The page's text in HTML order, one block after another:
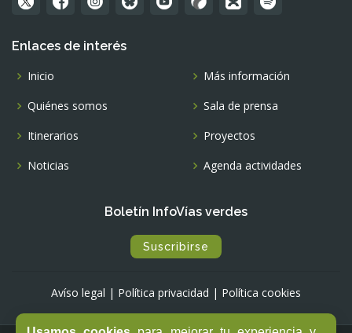
Enlaces de interés
Inicio
Quiénes somos
Itinerarios
Noticias
Más información
Sala de prensa
Proyectos
Agenda actividades
Boletín InfoVías verdes
Suscribirse
Avíso legal | Política privacidad | Política cookies